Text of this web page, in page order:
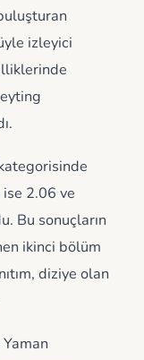
izleyici
2.06 ve
Bu sonuçların
ikinci bölüm
diziye olan